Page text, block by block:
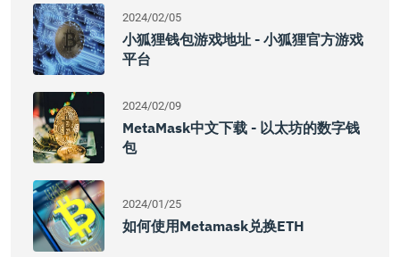
2024/02/05
小狐狸钱包游戏地址 - 小狐狸官方游戏
平台
2024/02/09
MetaMask中文下载 - 以太坊的数字钱
包
2024/01/25
如何使用Metamask兑换ETH